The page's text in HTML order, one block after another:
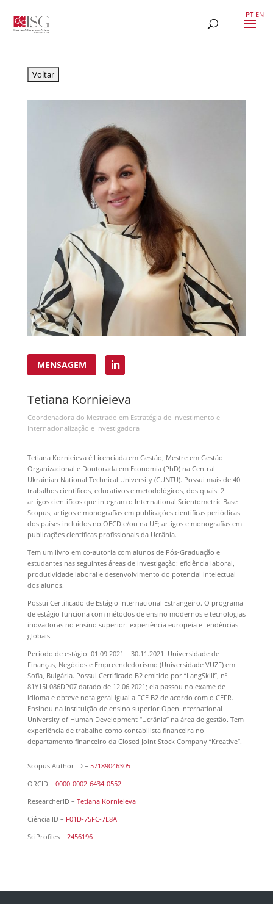
MENSAGEM
Tetiana Kornieieva
Coordenadora do Mestrado em Estratégia de Investimento e
Internacionalização e Investigadora
Tetiana Kornieieva é Licenciada em Gestão, Mestre em Gestão
Organizacional e Doutorada em Economia (PhD) na Central
Ukrainian National Technical University (CUNTU). Possui mais de 40
trabalhos científicos, educativos e metodológicos, dos quais: 2
artigos científicos que integram o International Scientometric Base
Scopus; artigos e monografias em publicações científicas periódicas
dos países incluídos no ОЕСD e/ou na UE; artigos e monografias em
publicações científicas profissionais da Ucrânia.
Tem um livro em co-autoria com alunos de Pós-Graduação e
estudantes nas seguintes áreas de investigação: eficiência laboral,
produtividade laboral e desenvolvimento do potencial intelectual
dos alunos.
Possui Certificado de Estágio Internacional Estrangeiro. O programa
de estágio funciona com métodos de ensino modernos e tecnologias
inovadoras no ensino superior: experiência europeia e tendências
globais.
Período de estágio: 01.09.2021 – 30.11.2021. Universidade de
Finanças, Negócios e Empreendedorismo (Universidade VUZF) em
Sofia, Bulgária. Possui Certificado B2 emitido por “LangSkill”, nº
81Y15L086DP07 datado de 12.06.2021; ela passou no exame de
idioma e obteve nota geral igual a FCE B2 de acordo com o CEFR.
Ensinou na instituição de ensino superior Open International
University of Human Development “Ucrânia” na área de gestão. Tem
experiência de trabalho como contabilista financeira no
departamento financeiro da Closed Joint Stock Company “Kreative”.
Scopus Author ID – 57189046305
ORCID – 0000-0002-6434-0552
ResearcherID – Tetiana Kornieieva
Ciência ID – F01D-75FC-7E8A
SciProfiles – 2456196
PT EN